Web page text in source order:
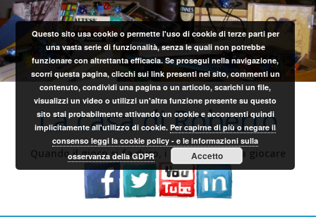
Salta
al
contenuto
La casa di Roberto
Quando il gioco si fa duro, i sardi iniziano a giocare
Questo sito usa cookie o permette l'uso di cookie di terze parti per
una vasta serie di funzionalità, senza le quali non potrebbe
funzionare con altrettanta efficacia. Se prosegui nella navigazione,
scorri questa pagina, clicchi sui link presenti nel sito, commenti un
contenuto, condividi una pagina o un articolo, scarichi un file,
visualizzi un video o utilizzi un'altra funzione presente su questo
sito stai probabilmente attivando un cookie e acconsenti quindi
implicitamente all'utilizzo di cookie.Per capirne di più o negare il
consenso leggi la cookie policy - e le informazioni sulla
osservanza della GDPR
Accetto